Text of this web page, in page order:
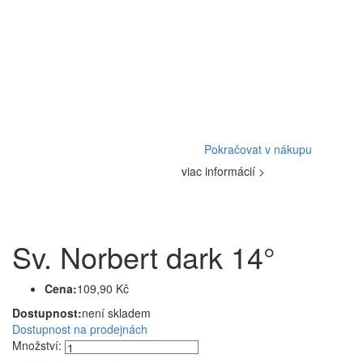
Pokračovat v nákupu
Sv. Norbert dark 14°
Cena:109,90 Kč
Dostupnost:není skladem
Dostupnost na prodejnách
Množství:
viac informácií >